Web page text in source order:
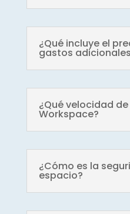
¿Qué incluye el
gastos
¿Qué velocidad
Workspace?
¿Cómo es la
espacio?